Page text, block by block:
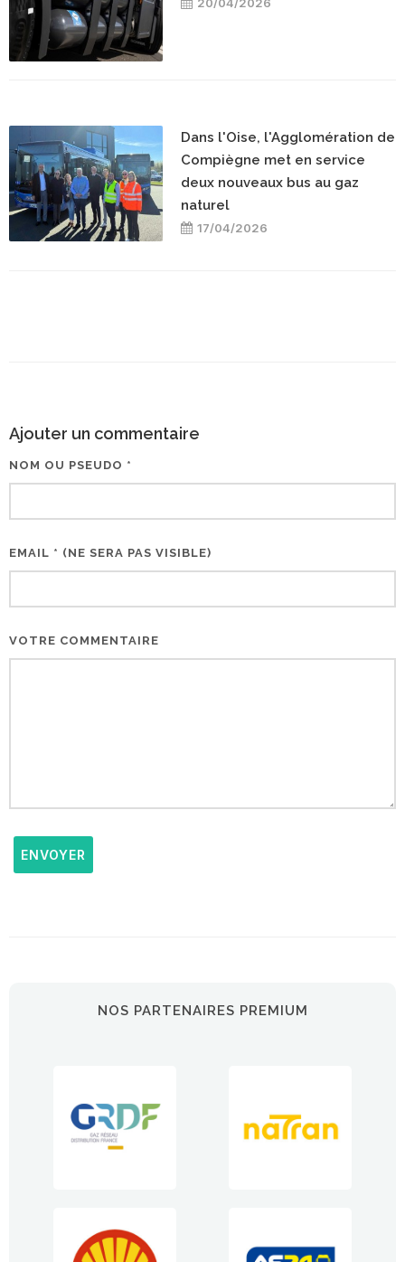
20/04/2026
Dans l'Oise, l'Agglomération de
Compiègne met en service
deux nouveaux bus au gaz
naturel
17/04/2026
Ajouter un commentaire
NOM OU PSEUDO *
EMAIL * (NE SERA PAS VISIBLE)
VOTRE COMMENTAIRE
ENVOYER
NOS PARTENAIRES PREMIUM